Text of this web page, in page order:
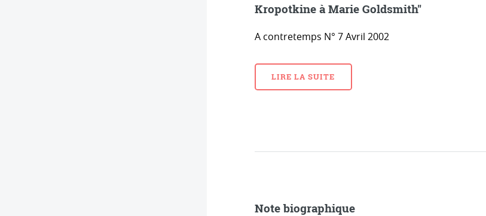
Kropotkine à Marie Goldsmith"
A contretemps N° 7 Avril 2002
LIRE LA SUITE
Note biographique